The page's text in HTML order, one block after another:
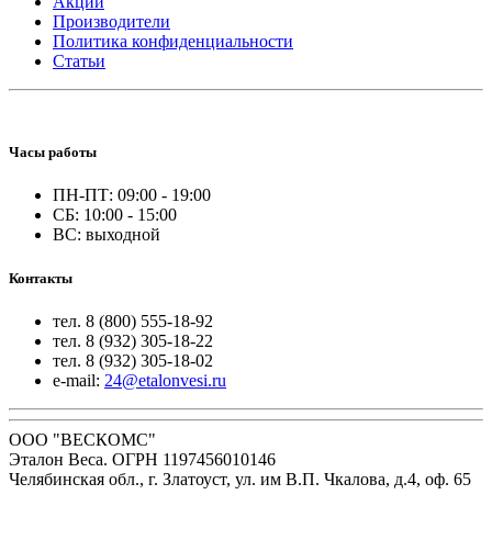
Производители
Политика конфиденциальности
Статьи
Часы работы
ПН-ПТ: 09:00 - 19:00
СБ: 10:00 - 15:00
ВС: выходной
Контакты
тел. 8 (800) 555-18-92
тел. 8 (932) 305-18-22
тел. 8 (932) 305-18-02
e-mail: 24@etalonvesi.ru
ООО "ВЕСКОМС"
Эталон Веса. ОГРН 1197456010146
Челябинская обл., г. Златоуст, ул. им В.П. Чкалова, д.4, оф. 65